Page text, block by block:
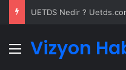
Menü
Vizyon